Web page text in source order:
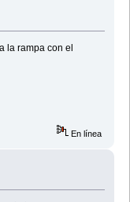
la rampa con el
En línea